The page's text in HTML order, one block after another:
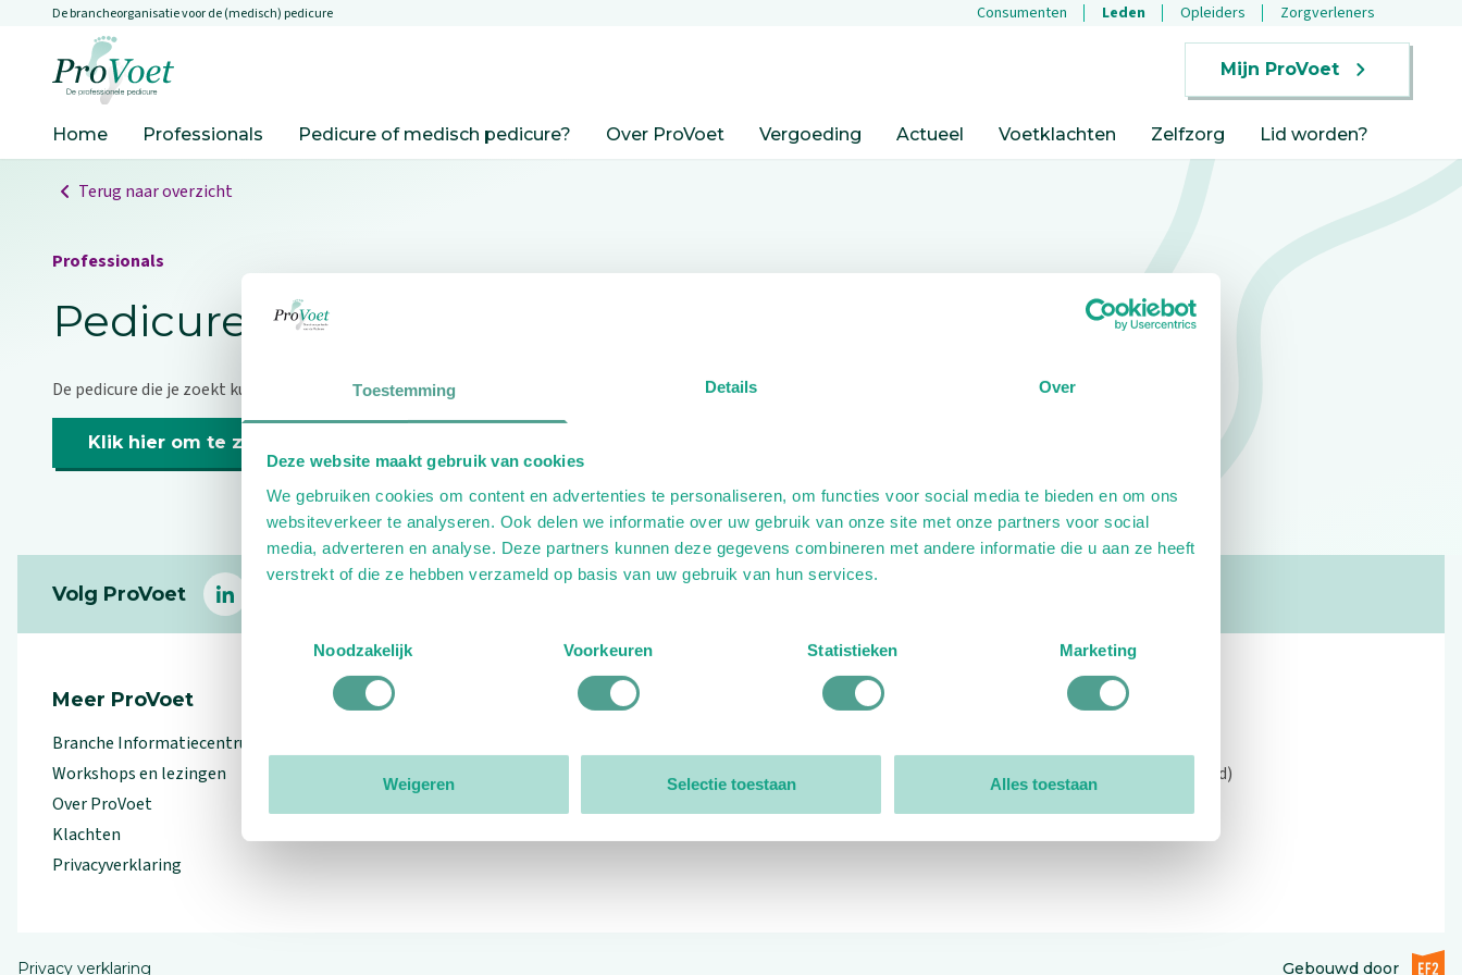
Toestemming Details Over
Deze website maakt gebruik van cookies
We gebruiken cookies om content en advertenties te personaliseren, om functies voor social media te bieden en om ons
websiteverkeer te analyseren. Ook delen we informatie over uw gebruik van onze site met onze partners voor social
media, adverteren en analyse. Deze partners kunnen deze gegevens combineren met andere informatie die u aan ze heeft
verstrekt of die ze hebben verzameld op basis van uw gebruik van hun services.
Noodzakelijk
Voorkeuren Statistieken Marketing
Weigeren Selectie toestaan Alles toestaan
Overslaan en naar de inhoud gaan
De brancheorganisatie voor de (medisch) pedicure Consumenten Leden Opleiders Zorgverleners
Mijn ProVoet
Home Professionals Pedicure of medisch pedicure? Over ProVoet Vergoeding Actueel Voetklachten Zelfzorg Lid worden?
Terug naar overzicht
Professionals
Pedicure niet gevonden
De pedicure die je zoekt kunnen we niet vinden.
Klik hier om te zoeken naar een andere pedicure.
Volg ProVoet
linkedin
Meer ProVoet
Branche Informatiecentrum
Workshops en lezingen
Over ProVoet
Klachten
Privacyverklaring
Organisatie
Open: 09:00 - 12:30 (alleen ochtend)
Privacy verklaring Gebouwd doorEF2